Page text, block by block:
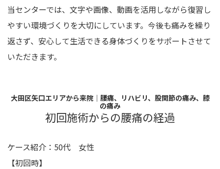
当センターでは、文字や画像、動画を活用しながら復習し
やすい環境づくりを大切にしています。今後も痛みを繰り
返さず、安心して生活できる身体づくりをサポートさせて
いただきます。
大田区矢口エリアから来院｜腰痛、リハビリ、股関節の痛み、膝
の痛み
初回施術からの腰痛の経過
ケース紹介：50代 女性
【初回時】